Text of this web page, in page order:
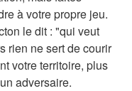
à votre propre jeu.
le dit : "qui veut
rien ne sert de courir
votre territoire, plus
adversaire.